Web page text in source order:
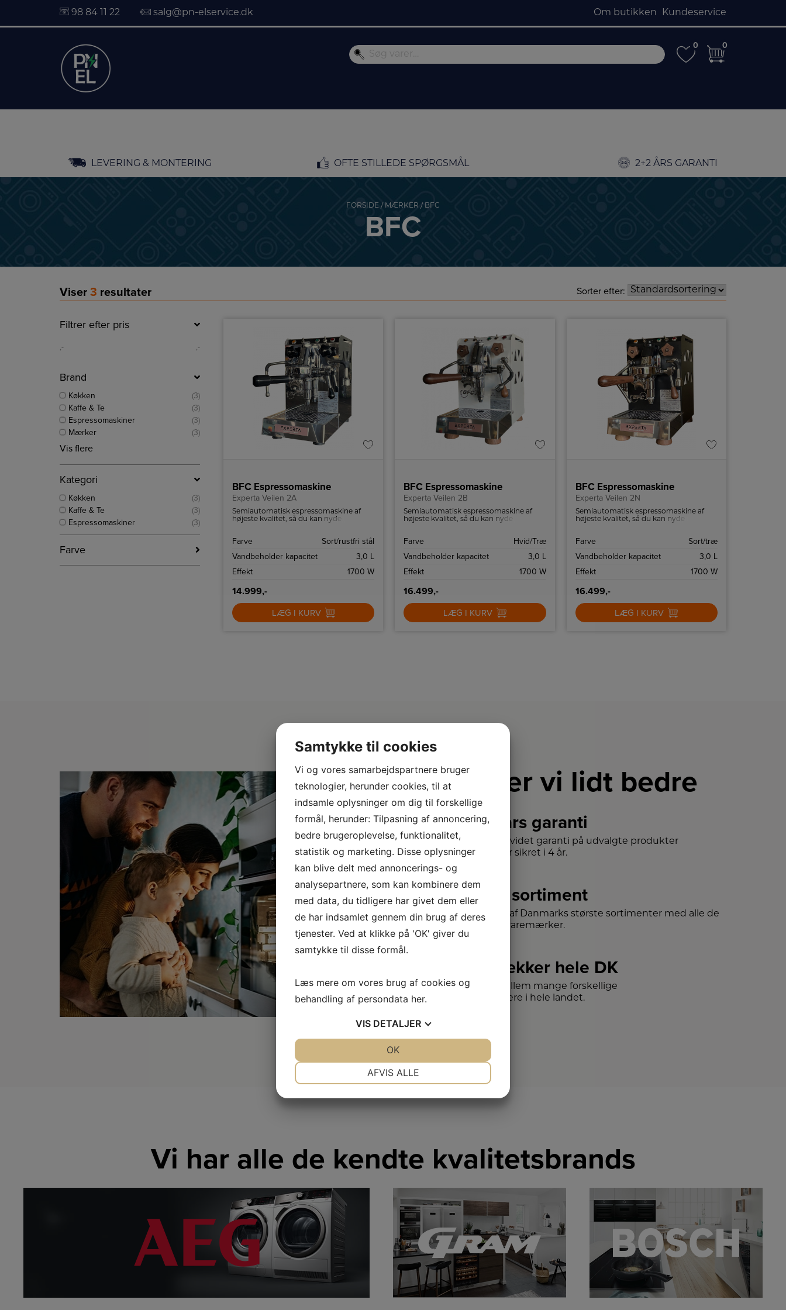
98 84 11 22 salg@pn-elservice.dk Om butikken Kundeservice
0
0 0
0
LEVERING & MONTERING OFTE STILLEDE SPØRGSMÅL 2+2 ÅRS GARANTI
FORSIDE / MÆRKER / BFC
BFC
Viser 3 resultater Sorter efter:
BFC Espressomaskine
Experta Veilen 2A
Semiautomatisk espressomaskine af
højeste kvalitet, så du kan nyde
Farve
Sort/rustfri stål
Vandbeholder kapacitet
3,0 L
Effekt
1700 W
14.999,-
LÆG I KURV
BFC Espressomaskine
Experta Veilen 2B
Semiautomatisk espressomaskine af
højeste kvalitet, så du kan nyde
Farve
Hvid/Træ
Vandbeholder kapacitet
3,0 L
Effekt
1700 W
16.499,-
LÆG I KURV
BFC Espressomaskine
Experta Veilen 2N
Semiautomatisk espressomaskine af
højeste kvalitet, så du kan nyde
Farve
Sort/træ
Vandbeholder kapacitet
3,0 L
Effekt
1700 W
16.499,-
LÆG I KURV
Filtrer efter pris
,- ,-
Brand
Køkken
(3)
Kaffe & Te
(3)
Espressomaskiner
(3)
Mærker
(3)
Vis flere
Kategori
Køkken
(3)
Kaffe & Te
(3)
Espressomaskiner
(3)
Farve
Derfor er vi lidt bedre
2+2 års garanti
Vi har udvidet garanti på udvalgte produkter
– så du er sikret i 4 år.
Stort sortiment
Vi har et af Danmarks største sortimenter med alle de
kendte varemærker.
Vi dækker hele DK
Vælg mellem mange forskellige
forhandlere i hele landet.
Vi har alle de kendte kvalitetsbrands
Samtykke til cookies
Vi og vores samarbejdspartnere bruger
teknologier, herunder cookies, til at
indsamle oplysninger om dig til forskellige
formål, herunder: Tilpasning af annoncering,
bedre brugeroplevelse, funktionalitet,
statistik og marketing. Disse oplysninger
kan blive delt med annoncerings- og
analysepartnere, som kan kombinere dem
med data, du tidligere har givet dem eller
de har indsamlet gennem din brug af deres
tjenester. Ved at klikke på 'OK' giver du
samtykke til disse formål.
Læs mere om vores brug af cookies og
behandling af persondata her.
VIS DETALJER
AFVIS ALLE
OK